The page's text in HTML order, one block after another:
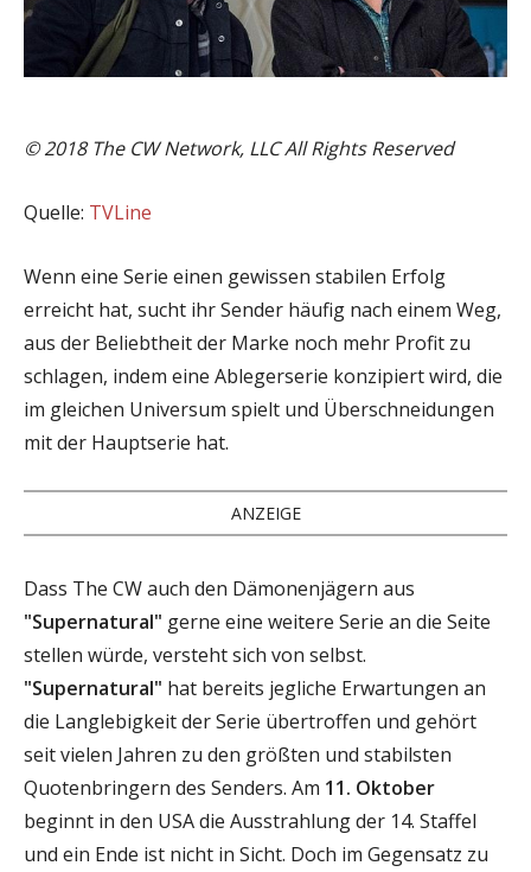
© 2018 The CW Network, LLC All Rights Reserved
Quelle: TVLine
Wenn eine Serie einen gewissen stabilen Erfolg
erreicht hat, sucht ihr Sender häufig nach einem Weg,
aus der Beliebtheit der Marke noch mehr Profit zu
schlagen, indem eine Ablegerserie konzipiert wird, die
im gleichen Universum spielt und Überschneidungen
mit der Hauptserie hat.
ANZEIGE
Dass The CW auch den Dämonenjägern aus
"Supernatural" gerne eine weitere Serie an die Seite
stellen würde, versteht sich von selbst.
"Supernatural" hat bereits jegliche Erwartungen an
die Langlebigkeit der Serie übertroffen und gehört
seit vielen Jahren zu den größten und stabilsten
Quotenbringern des Senders. Am 11. Oktober
beginnt in den USA die Ausstrahlung der 14. Staffel
und ein Ende ist nicht in Sicht. Doch im Gegensatz zu